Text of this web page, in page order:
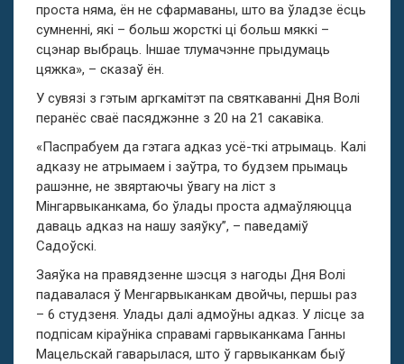
проста няма, ён не сфармаваны, што ва ўладзе ёсць
сумненні, які – больш жорсткі ці больш мяккі –
сцэнар выбраць. Іншае тлумачэнне прыдумаць
цяжка», – сказаў ён.
У сувязі з гэтым аргкамітэт па святкаванні Дня Волі
перанёс сваё пасяджэнне з 20 на 21 сакавіка.
«Паспрабуем да гэтага адказ усё-ткі атрымаць. Калі
адказу не атрымаем і заўтра, то будзем прымаць
рашэнне, не звяртаючы ўвагу на ліст з
Мінгарвыканкама, бо ўлады проста адмаўляюцца
даваць адказ на нашу заяўку”, – паведаміў
Садоўскі.
Заяўка на правядзенне шэсця з нагоды Дня Волі
падавалася ў Менгарвыканкам двойчы, першы раз
– 6 студзеня. Улады далі адмоўны адказ. У лісце за
подпісам кіраўніка справамі гарвыканкама Ганны
Мацельскай гаварылася, што ў гарвыканкам быў